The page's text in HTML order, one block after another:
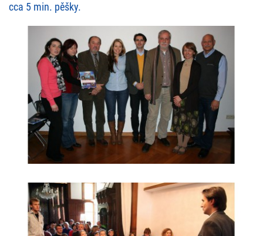
cca 5 min. pěšky.